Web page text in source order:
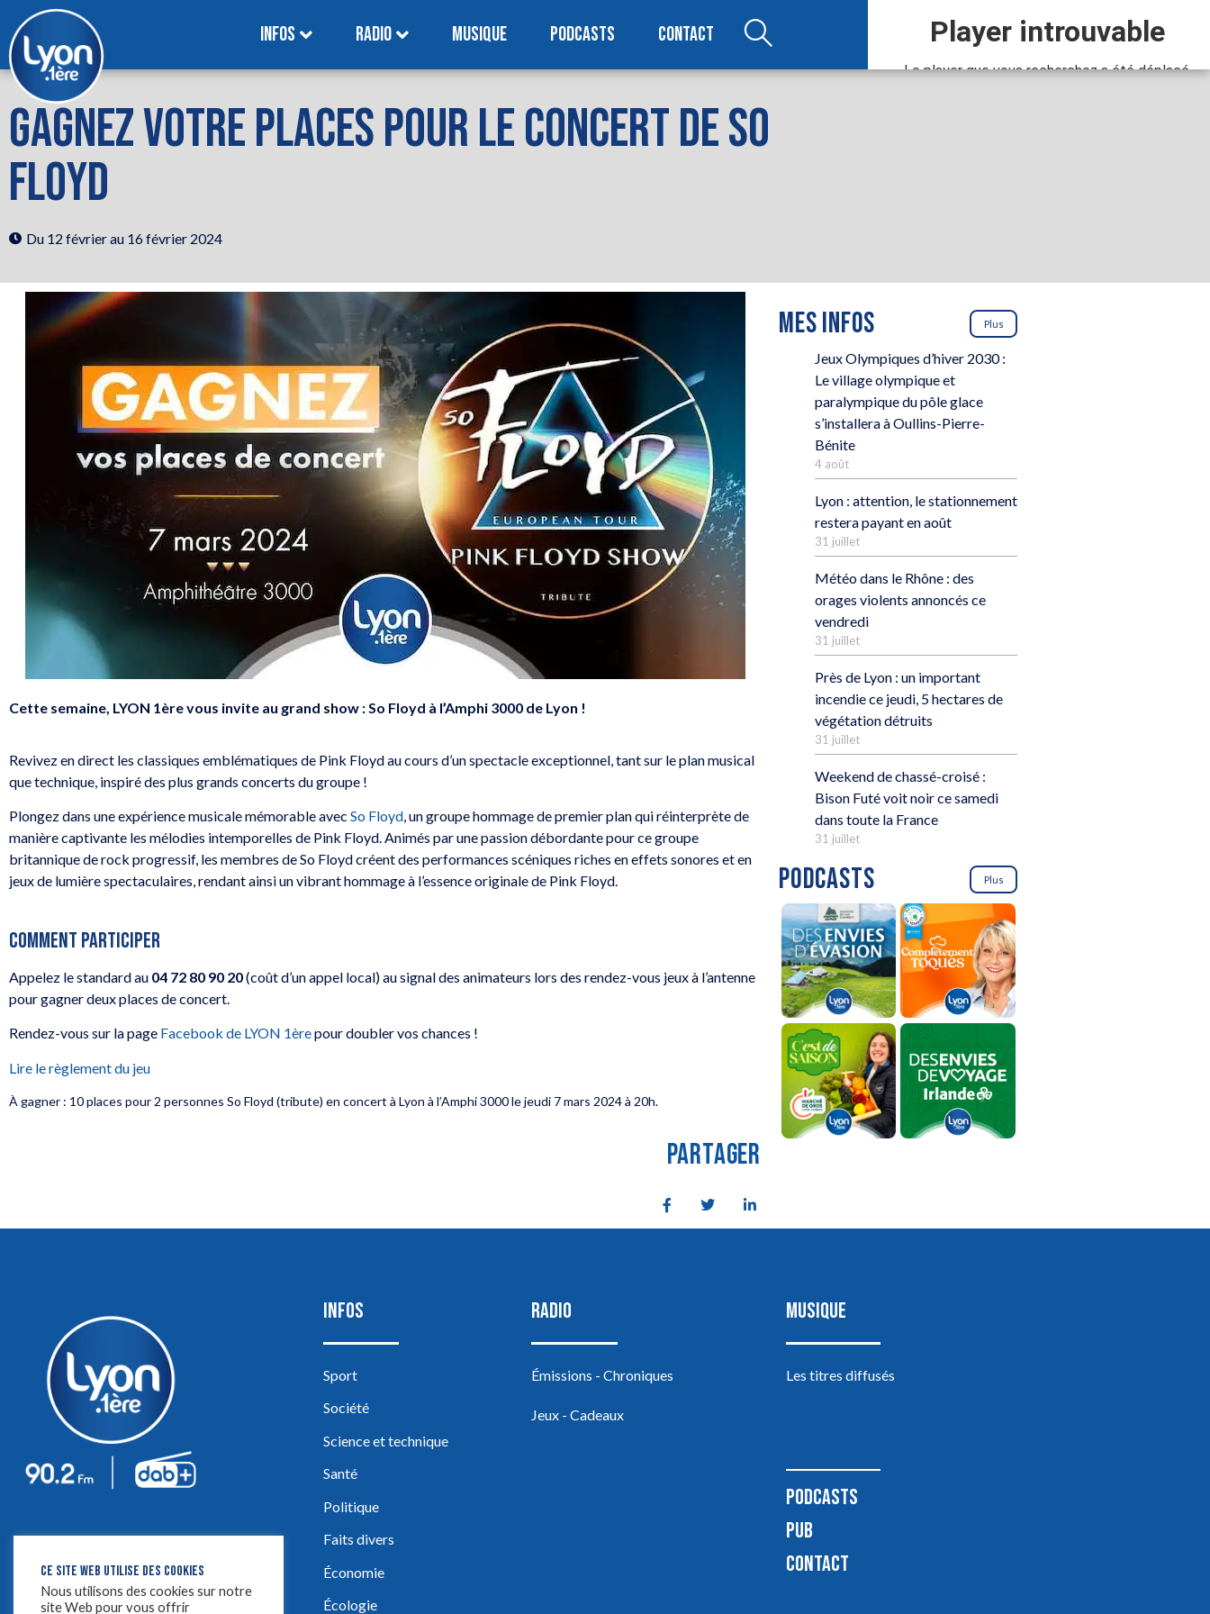
INFOS RADIO MUSIQUE PODCASTS CONTACT
GAGNEZ VOTRE PLACES POUR LE CONCERT DE SO
FLOYD
Du 12 févrierau 16 février 2024
Cette semaine, LYON 1ère vous invite au grand show : So Floyd à l’Amphi 3000 de Lyon !
Revivez en direct les classiques emblématiques de Pink Floyd au cours d’un spectacle exceptionnel, tant sur le plan musical
que technique, inspiré des plus grands concerts du groupe !
Plongez dans une expérience musicale mémorable avec So Floyd, un groupe hommage de premier plan qui réinterprète de
manière captivante les mélodies intemporelles de Pink Floyd. Animés par une passion débordante pour ce groupe
britannique de rock progressif, les membres de So Floyd créent des performances scéniques riches en effets sonores et en
jeux de lumière spectaculaires, rendant ainsi un vibrant hommage à l’essence originale de Pink Floyd.
COMMENT PARTICIPER
Appelez le standard au 04 72 80 90 20(coût d’un appel local) au signal des animateurs lors des rendez-vous jeux à l’antenne
pour gagner deux places de concert.
Rendez-vous sur la page Facebook de LYON 1èrepour doubler vos chances !
Lire le règlement du jeu
À gagner : 10 places pour 2 personnes So Floyd (tribute) en concert à Lyon à l’Amphi 3000 le jeudi 7 mars 2024 à 20h.
PARTAGER
MES INFOS Plus
Jeux Olympiques d’hiver 2030 :
Le village olympique et
paralympique du pôle glace
s’installera à Oullins-Pierre-
Bénite
4 août
Lyon : attention, le stationnement
restera payant en août
31 juillet
Météo dans le Rhône : des
orages violents annoncés ce
vendredi
31 juillet
Près de Lyon : un important
incendie ce jeudi, 5 hectares de
végétation détruits
31 juillet
Weekend de chassé-croisé :
Bison Futé voit noir ce samedi
dans toute la France
31 juillet
PODCASTS Plus
INFOS
Sport
Société
Science et technique
Santé
Politique
Faits divers
Économie
Écologie
RADIO
Émissions - Chroniques
Jeux - Cadeaux
MUSIQUE
Les titres diffusés
PODCASTS
PUB
CONTACT
CE SITE WEB UTILISE DES COOKIES
Nous utilisons des cookies sur notre
site Web pour vous offrir